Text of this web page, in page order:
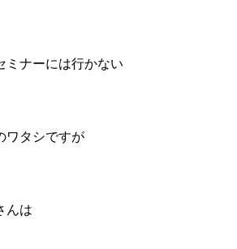
ミナーには行かない
ワタシですが
んは